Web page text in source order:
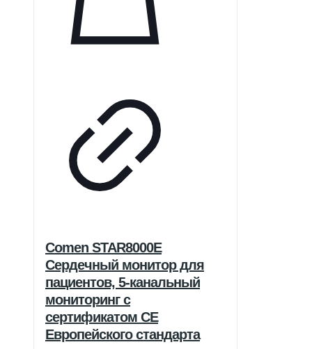
Comen STAR8000E
Сердечный монитор для
пациентов, 5-канальный
мониторинг с
сертификатом CE
Европейского стандарта